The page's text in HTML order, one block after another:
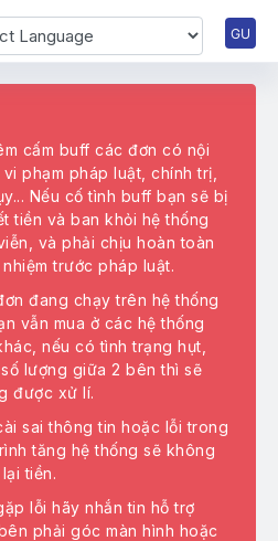
by
cấm buff các đơn có nội
phạm pháp luật, chính trị,
Nếu cố tình buff bạn sẽ bị
tiền và ban khỏi hệ thống
và phải chịu hoàn toàn
trước pháp luật.
đang chạy trên hệ thống
vẫn mua ở các hệ thống
nếu có tình trạng hụt,
lượng giữa 2 bên thì sẽ
được xử lí.
sai thông tin hoặc lỗi trong
tăng hệ thống sẽ không
tiền.
lỗi hãy nhắn tin hỗ trợ
phải góc màn hình hoặc